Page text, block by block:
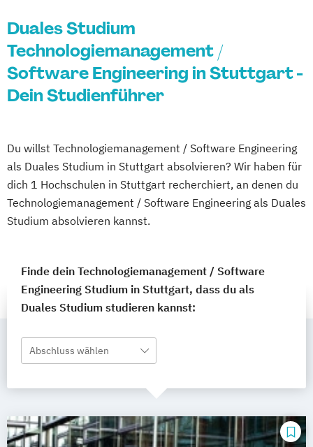
Duales Studium
Technologiemanagement /
Software Engineering in Stuttgart -
Dein Studienführer
Du willst Technologiemanagement / Software Engineering
als Duales Studium in Stuttgart absolvieren? Wir haben für
dich 1 Hochschulen in Stuttgart recherchiert, an denen du
Technologiemanagement / Software Engineering als Duales
Studium absolvieren kannst.
Finde dein Technologiemanagement / Software
Engineering Studium in Stuttgart, dass du als
Duales Studium studieren kannst:
Abschluss wählen